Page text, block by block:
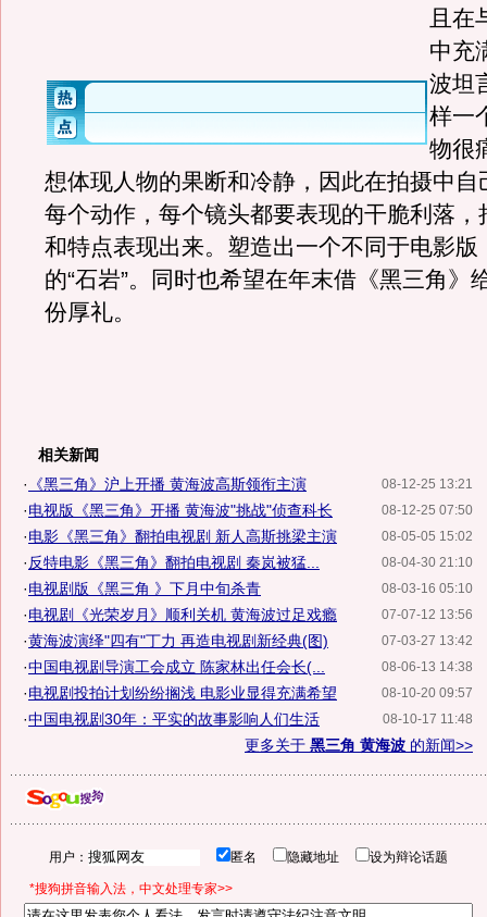
且在
中充
波坦
样一
物很
想体现人物的果断和冷静，因此在拍摄中自
每个动作，每个镜头都要表现的干脆利落，
和特点表现出来。塑造出一个不同于电影版
的“石岩”。同时也希望在年末借《黑三角》
份厚礼。
相关新闻
08-12-25 13:21
· 《黑三角》沪上开播 黄海波高斯领衔主演
08-12-25 07:50
·电视版《黑三角》开播 黄海波"挑战"侦查科长
08-05-05 15:02
·电影《黑三角》翻拍电视剧 新人高斯挑梁主演
08-04-30 21:10
· 反特电影《黑三角》翻拍电视剧 秦岚被猛...
08-03-16 05:10
·电视剧版《黑三角 》下月中旬杀青
07-07-12 13:56
·电视剧《光荣岁月》顺利关机 黄海波过足戏瘾
07-03-27 13:42
·黄海波演绎"四有"丁力 再造电视剧新经典(图)
08-06-13 14:38
·中国电视剧导演工会成立 陈家林出任会长(...
08-10-20 09:57
·电视剧投拍计划纷纷搁浅 电影业显得充满希望
08-10-17 11:48
·中国电视剧30年：平实的故事影响人们生活
更多关于 黑三角 黄海波 的新闻>>
用户： 匿名 隐藏地址 设为辩论话题
*搜狗拼音输入法，中文处理专家>>